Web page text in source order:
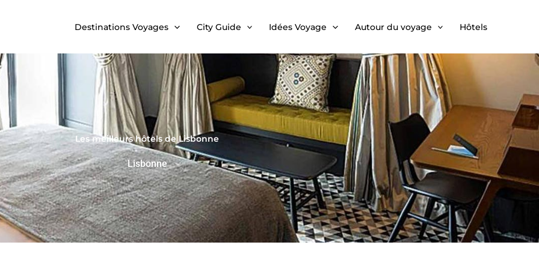
Destinations Voyages City Guide Idées Voyage Autour du voyage Hôtels
Les meilleurs hôtels de Lisbonne
Lisbonne